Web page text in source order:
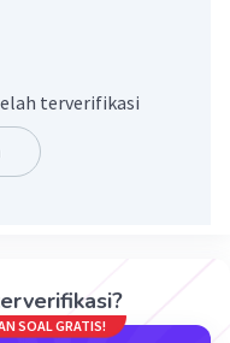
terverifikasi
SOAL GRATIS!